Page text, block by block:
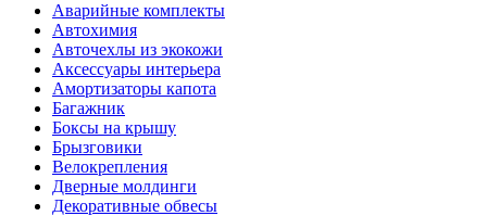
Аварийные комплекты
Автохимия
Авточехлы из экокожи
Аксессуары интерьера
Амортизаторы капота
Багажник
Боксы на крышу
Брызговики
Велокрепления
Дверные молдинги
Декоративные обвесы